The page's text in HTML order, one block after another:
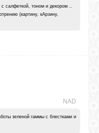
салфеткой, тоном и декором ..
(картину, кАрзину,
NAD
зеленой гаммы с блестками и